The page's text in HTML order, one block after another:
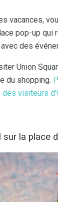
vacances,
pop-up qui
des
Union
du shopping.
visiteurs
sur la place